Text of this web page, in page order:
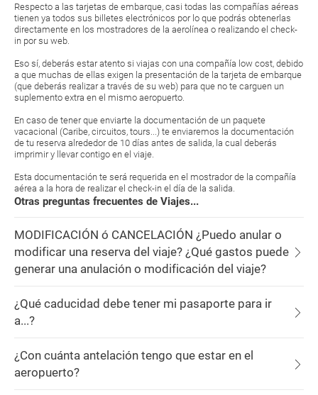
Respecto a las tarjetas de embarque, casi todas las compañías aéreas
tienen ya todos sus billetes electrónicos por lo que podrás obtenerlas
directamente en los mostradores de la aerolínea o realizando el check-
in por su web.
Eso sí, deberás estar atento si viajas con una compañía low cost, debido
a que muchas de ellas exigen la presentación de la tarjeta de embarque
(que deberás realizar a través de su web) para que no te carguen un
suplemento extra en el mismo aeropuerto.
En caso de tener que enviarte la documentación de un paquete
vacacional (Caribe, circuitos, tours...) te enviaremos la documentación
de tu reserva alrededor de 10 días antes de salida, la cual deberás
imprimir y llevar contigo en el viaje.
Esta documentación te será requerida en el mostrador de la compañía
aérea a la hora de realizar el check-in el día de la salida.
Otras preguntas frecuentes de Viajes...
MODIFICACIÓN ó CANCELACIÓN ¿Puedo anular o
modificar una reserva del viaje? ¿Qué gastos puede
generar una anulación o modificación del viaje?
¿Qué caducidad debe tener mi pasaporte para ir
a...?
¿Con cuánta antelación tengo que estar en el
aeropuerto?